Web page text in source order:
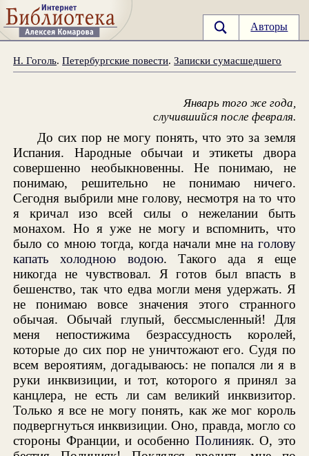
Авторы
Н. Гоголь.Петербургские повести.Записки сумасшедшего
Январь того же года,
случившийся после февраля.
До сих пор не могу понять, что это за земля
Испания. Народные обычаи и этикеты двора
совершенно необыкновенны. Не понимаю, не
понимаю, решительно не понимаю ничего.
Сегодня выбрили мне голову, несмотря на то что
я кричал изо всей силы о нежелании быть
монахом. Но я уже не могу и вспомнить, что
было со мною тогда, когда начали мне на голову
капать холодною водою. Такого ада я еще
никогда не чувствовал. Я готов был впасть в
бешенство, так что едва могли меня удержать. Я
не понимаю вовсе значения этого странного
обычая. Обычай глупый, бессмысленный! Для
меня непостижима безрассудность королей,
которые до сих пор не уничтожают его. Судя по
всем вероятиям, догадываюсь: не попался ли я в
руки инквизиции, и тот, которого я принял за
канцлера, не есть ли сам великий инквизитор.
Только я все не могу понять, как же мог король
подвергнуться инквизиции. Оно, правда, могло со
стороны Франции, и особенно Полинияк. О, это